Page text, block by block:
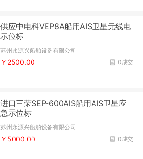
供应中电科VEP8A船用AIS卫星无线电
示位标
苏州永源兴船舶设备有限公司
0成交
￥2500.00
进口三荣SEP-600AlS船用AIS卫星应
急示位标
苏州永源兴船舶设备有限公司
0成交
￥5000.00